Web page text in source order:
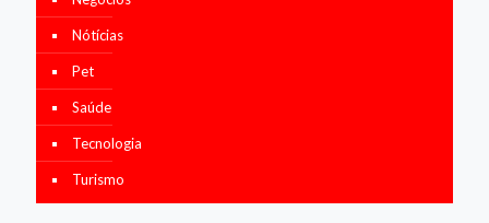
Nótícias
Pet
Saúde
Tecnologia
Turismo